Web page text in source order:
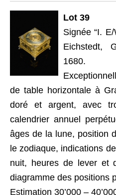
Lot 39
Signée “I.
Eichstedt,
1680.
de table horizontale à
doré et argent, avec
calendrier annuel
âges de la lune, position
le zodiaque, indications
nuit, heures de lever et
diagramme des positions
Estimation 30’000 –